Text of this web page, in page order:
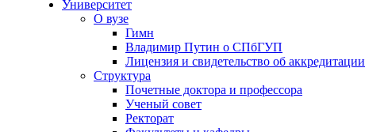
Университет
О вузе
Гимн
Владимир Путин о СПбГУП
Лицензия и свидетельство об аккредитации
Структура
Почетные доктора и профессора
Ученый совет
Ректорат